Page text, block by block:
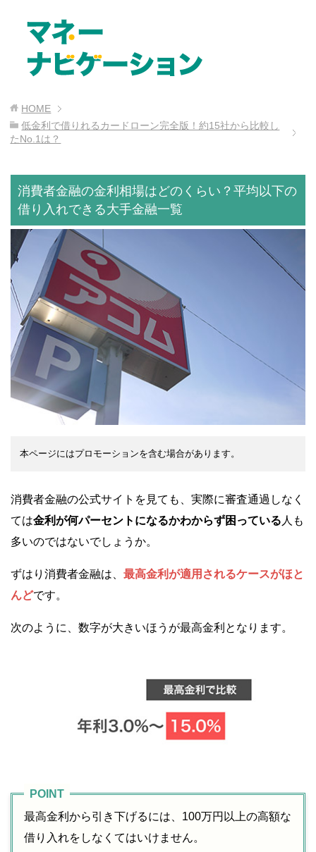
HOME
低金利で借りれるカードローン完全版！約15社から比較し
たNo.1は？
消費者金融の金利相場はどのくらい？平均以下の
借り入れできる大手金融一覧
本ページにはプロモーションを含む場合があります。
消費者金融の公式サイトを見ても、実際に審査通過しなく
ては金利が何パーセントになるかわからず困っている 人も
多いのではないでしょうか。
ずはり消費者金融は、 最高金利が適用されるケースがほと
んどです。
次のように、数字が大きいほうが最高金利となります。
最高金利から引き下げるには、100万円以上の高額な
借り入れをしなくてはいけません。